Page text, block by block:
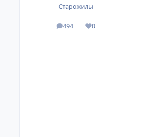
Старожилы
494
посты 0
Репутация